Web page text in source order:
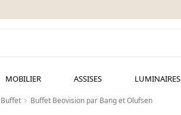
MOBILIER ASSISES LUMINAIRES
Buffet Buffet Beovision par Bang et Olufsen